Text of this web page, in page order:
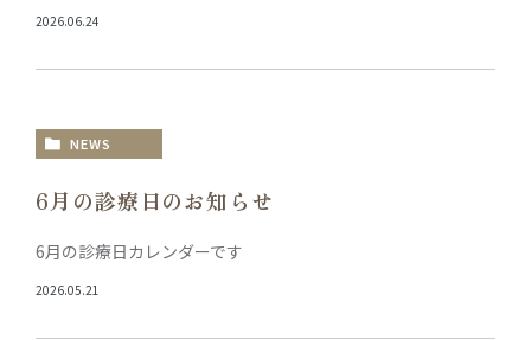
2026.06.24
NEWS
6月の診療日のお知らせ
6月の診療日カレンダーです
2026.05.21